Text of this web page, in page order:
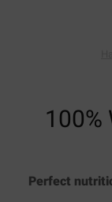
100%
Perfect